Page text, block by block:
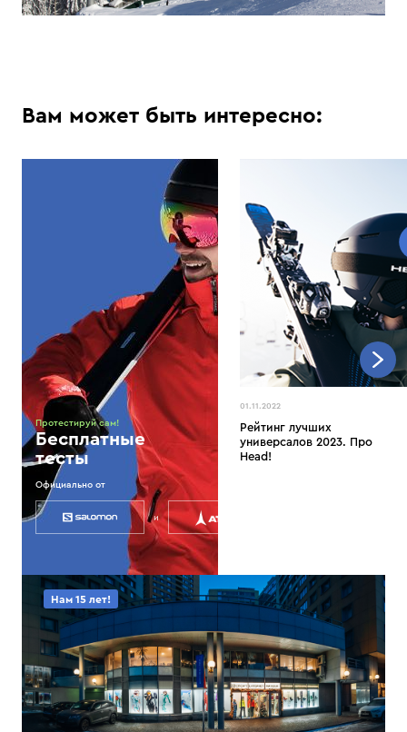
Вам может быть интересно:
Протестируй сам!
Бесплатные
тесты
Официально от
и
01.11.2022
Рейтинг лучших
универсалов 2023. Про
Head!
Нам 15 лет!